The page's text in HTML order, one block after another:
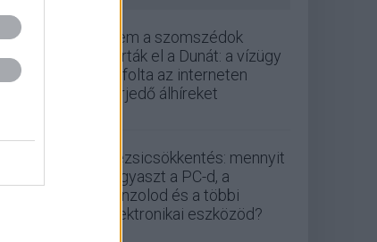
Nem a szomszédok
zárták el a Dunát: a vízügy
cáfolta az interneten
terjedő álhíreket
Rezsicsökkentés: mennyit
fogyaszt a PC-d, a
konzolod és a többi
elektronikai eszközöd?